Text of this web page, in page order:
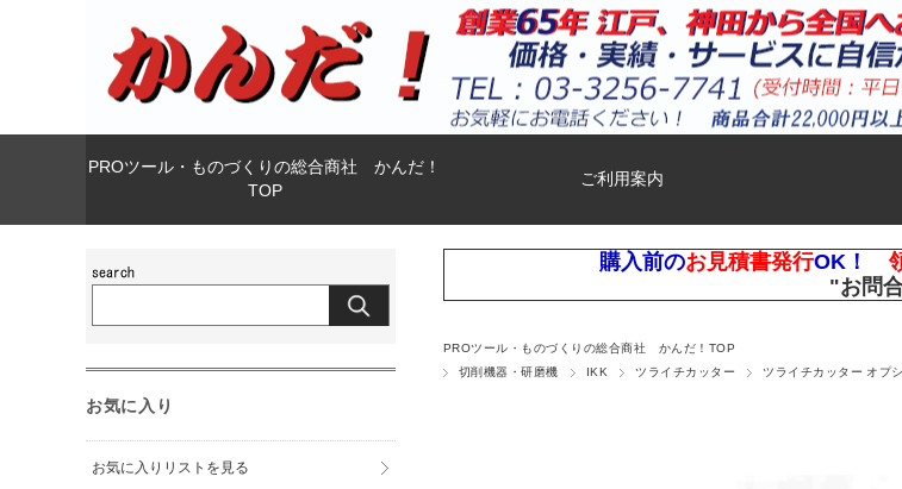
PROツール・ものづくりの総合商社 かんだ！
TOP
ご利用案内
購入前のお見積書発行OK！
"お問
PROツール・ものづくりの総合商社 かんだ！TOP
切削機器・研磨機
IKK ツライチカッター ツライチカッター オプ
お気に入り
お気に入りリストを見る